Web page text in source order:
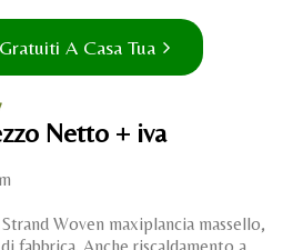
A Casa Tua
Netto + iva
Woven maxiplancia massello,